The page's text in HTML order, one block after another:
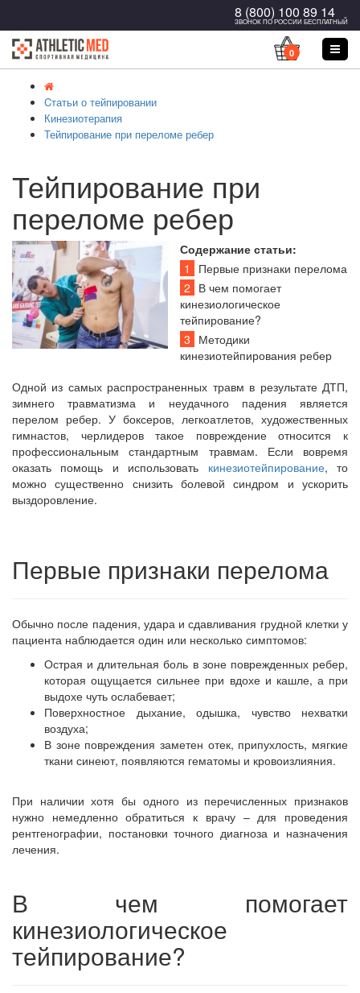
8 (800) 100 89 14
ЗВОНОК ПО РОССИИ БЕСПЛАТНЫЙ
0
Cтатьи о тейпировании
Кинезиотерапия
Тейпирование при переломе ребер
Тейпирование при
переломе ребер
Содержание статьи:
1
Первые признаки перелома
2 В чем помогает
кинезиологическое
тейпирование?
3 Методики
кинезиотейпирования ребер
Одной из самых распространенных травм в результате ДТП,
зимнего травматизма и неудачного падения является
перелом ребер. У боксеров, легкоатлетов, художественных
гимнастов, черлидеров такое повреждение относится к
профессиональным стандартным травмам. Если вовремя
оказать помощь и использовать кинезиотейпирование, то
можно существенно снизить болевой синдром и ускорить
выздоровление.
Первые признаки перелома
Обычно после падения, удара и сдавливания грудной клетки у
пациента наблюдается один или несколько симптомов:
Острая и длительная боль в зоне поврежденных ребер,
которая ощущается сильнее при вдохе и кашле, а при
выдохе чуть ослабевает;
Поверхностное дыхание, одышка, чувство нехватки
воздуха;
В зоне повреждения заметен отек, припухлость, мягкие
ткани синеют, появляются гематомы и кровоизлияния.
При наличии хотя бы одного из перечисленных признаков
нужно немедленно обратиться к врачу – для проведения
рентгенографии, постановки точного диагноза и назначения
лечения.
В чем помогает
кинезиологическое
тейпирование?